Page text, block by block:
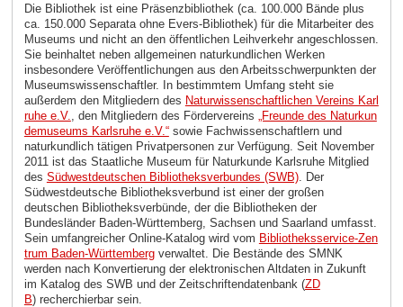
Die Bibliothek ist eine Präsenzbibliothek (ca. 100.000 Bände plus
ca. 150.000 Separata ohne Evers-Bibliothek) für die Mitarbeiter des
Museums und nicht an den öffentlichen Leihverkehr angeschlossen.
Sie beinhaltet neben allgemeinen naturkundlichen Werken
insbesondere Veröffentlichungen aus den Arbeitsschwerpunkten der
Museumswissenschaftler. In bestimmtem Umfang steht sie
außerdem den Mitgliedern des Naturwissenschaftlichen Vereins Karl
ruhe e.V.
, den Mitgliedern des Fördervereins
„Freunde des Naturkun
demuseums Karlsruhe e.V.“sowie Fachwissenschaftlern und
naturkundlich tätigen Privatpersonen zur Verfügung. Seit November
2011 ist das Staatliche Museum für Naturkunde Karlsruhe Mitglied
des Südwestdeutschen Bibliotheksverbundes (SWB). Der
Südwestdeutsche Bibliotheksverbund ist einer der großen
deutschen Bibliotheksverbünde, der die Bibliotheken der
Bundesländer Baden-Württemberg, Sachsen und Saarland umfasst.
Sein umfangreicher Online-Katalog wird vom Bibliotheksservice-Zen
trum Baden-Württembergverwaltet. Die Bestände des SMNK
werden nach Konvertierung der elektronischen Altdaten in Zukunft
im Katalog des SWB und der Zeitschriftendatenbank (ZD
B) recherchierbar sein.